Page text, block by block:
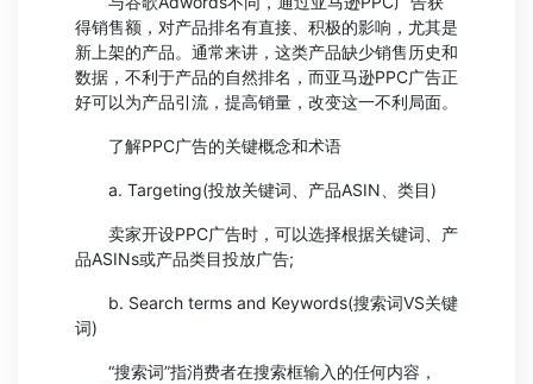
得销售额，对产品排名有直接、积极的影响，尤其是
新上架的产品。通常来讲，这类产品缺少销售历史和
数据，不利于产品的自然排名，而亚马逊PPC广告正
好可以为产品引流，提高销量，改变这一不利局面。
了解PPC广告的关键概念和术语
a. Targeting(投放关键词、产品ASIN、类目)
卖家开设PPC广告时，可以选择根据关键词、产
品ASINs或产品类目投放广告;
b. Search terms and Keywords(搜索词VS关键
词)
“搜索词”指消费者在搜索框输入的任何内容，